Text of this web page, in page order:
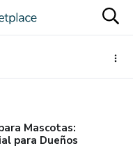
Mascotas:
para Dueños